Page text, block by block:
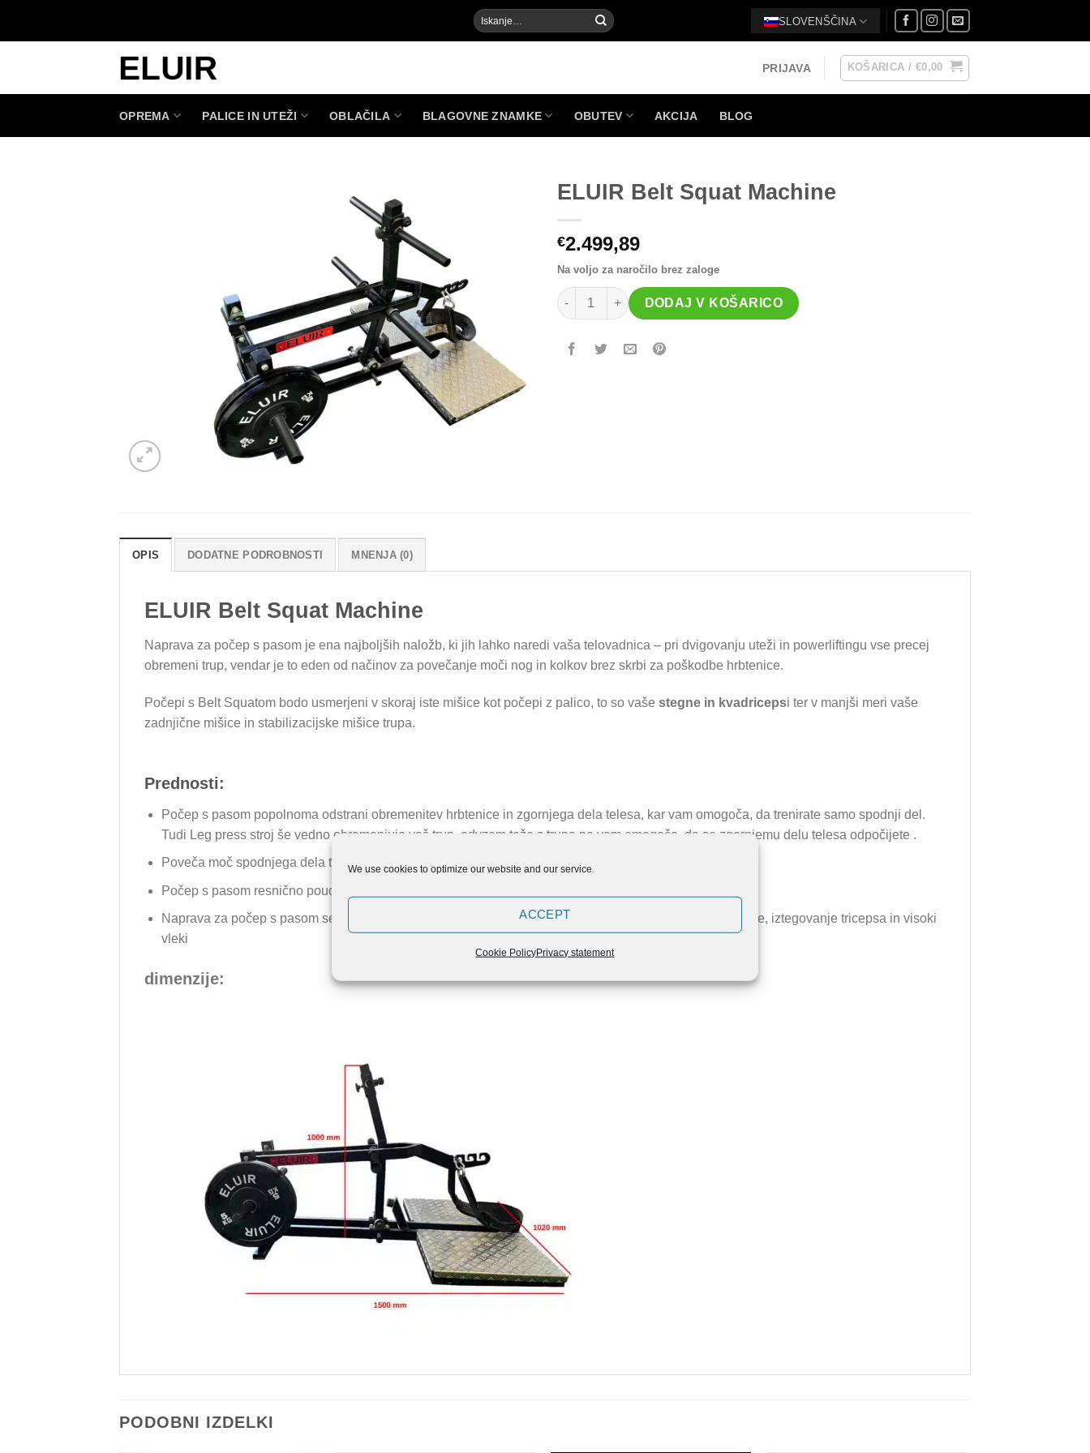
We use cookies to optimize our website and our service.
ACCEPT
Cookie PolicyPrivacy statement
Išči:
SLOVENŠČINA
PRIJAVA KOŠARICA / €0,00
OPREMA PALICE IN UTEŽI OBLAČILA BLAGOVNE ZNAMKE OBUTEV AKCIJA BLOG
ELUIR Belt Squat Machine
€2.499,89
Na voljo za naročilo brez zaloge
ELUIR Belt Squat Machine količina
DODAJ V KOŠARICO
OPIS DODATNE PODROBNOSTI MNENJA (0)
ELUIR Belt Squat Machine
Naprava za počep s pasom je ena najboljših naložb, ki jih lahko naredi vaša telovadnica – pri dvigovanju uteži in powerliftingu vse precej
obremeni trup, vendar je to eden od načinov za povečanje moči nog in kolkov brez skrbi za poškodbe hrbtenice.
Počepi s Belt Squatom bodo usmerjeni v skoraj iste mišice kot počepi z palico, to so vaše stegne in kvadricepsi ter v manjši meri vaše
zadnjične mišice in stabilizacijske mišice trupa.
Prednosti:
Počep s pasom popolnoma odstrani obremenitev hrbtenice in zgornjega dela telesa, kar vam omogoča, da trenirate samo spodnji del.
Tudi Leg press stroj še vedno obremenjuje vaš trup, odvzem teže s trupa pa vam omogoča, da se zgornjemu delu telesa odpočijete .
Poveča moč spodnjega dela telesa brez obremenitve hrbtenice
Počep s pasom resnično poudari izteg kolkov, kar ima za posledico odlično aktivacijo zadnjice
Naprava za počep s pasom se lahko uporablja za različne vaje, kot so veslanje, romunsko mrtvo dviganje, iztegovanje tricepsa in visoki
vleki
dimenzije:
PODOBNI IZDELKI